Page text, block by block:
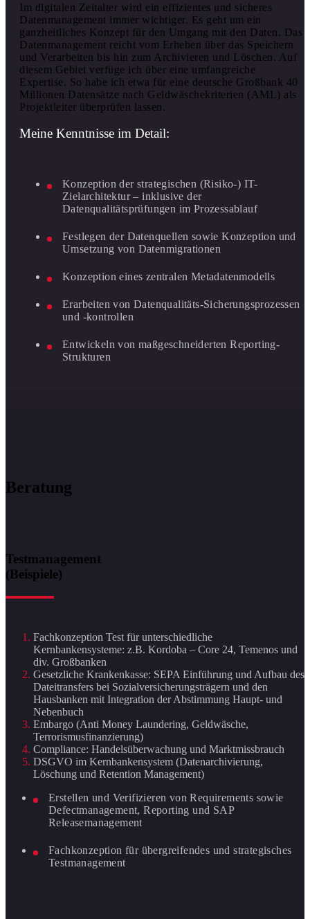
Im digitalen Zeitalter wird ein effizientes und sicheres
Datenmanagement immer wichtiger. Es geht um ein
ganzheitliches Konzept für den Umgang mit den Daten. Das
Datenmanagement reicht vom Erheben über das Speichern
und Verarbeiten bis hin zum Archivieren und Löschen. Auf
diesem Gebiet verfüge ich über eine umfangreiche
Expertise. So habe ich etwa für eine deutsche Großbank 40
Millionen Datensätze nach Geldwäschekriterien (AML) als
Projektleiter überprüfen lassen.
Meine Kenntnisse im Detail:
Konzeption der strategischen (Risiko-) IT-
Zielarchitektur – inklusive der
Datenqualitätsprüfungen im Prozessablauf
Festlegen der Datenquellen sowie Konzeption und
Umsetzung von Datenmigrationen
Konzeption eines zentralen Metadatenmodells
Erarbeiten von Datenqualitäts-Sicherungsprozessen
und -kontrollen
Entwickeln von maßgeschneiderten Reporting-
Strukturen
Beratung
Testmanagement
(Beispiele)
Fachkonzeption Test für unterschiedliche
Kernbankensysteme: z.B. Kordoba – Core 24, Temenos und
div. Großbanken
Gesetzliche Krankenkasse: SEPA Einführung und Aufbau des
Dateitransfers bei Sozialversicherungsträgern und den
Hausbanken mit Integration der Abstimmung Haupt- und
Nebenbuch
Embargo (Anti Money Laundering, Geldwäsche,
Terrorismusfinanzierung)
Compliance: Handelsüberwachung und Marktmissbrauch
DSGVO im Kernbankensystem (Datenarchivierung,
Löschung und Retention Management)
Erstellen und Verifizieren von Requirements sowie
Defectmanagement, Reporting und SAP
Releasemanagement
Fachkonzeption für übergreifendes und strategisches
Testmanagement